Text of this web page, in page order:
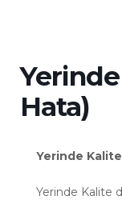
Yerinde
Hata)
Yerinde
Yerinde Kalite